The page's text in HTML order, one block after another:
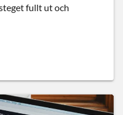
fullt ut och